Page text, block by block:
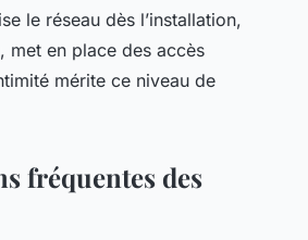
le réseau dès l’installation,
met en place des accès
mérite ce niveau de
fréquentes des